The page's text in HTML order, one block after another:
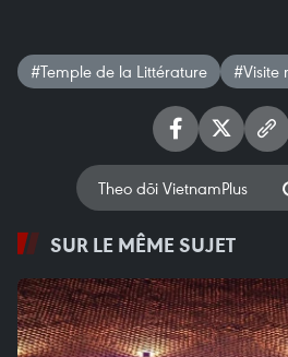
#Temple de la Littérature #Visite
Theo dõi VietnamPlus
SUR LE MÊME SUJET